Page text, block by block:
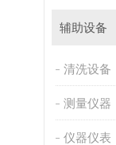
辅助设备
清洗设备
测量仪器
仪器仪表